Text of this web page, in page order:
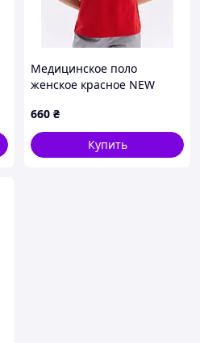
Медицинское поло
женское красное NEW
660 ₴
Купить